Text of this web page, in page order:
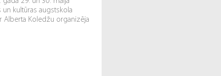
un kultūras augstskola
Alberta Koledžu organizēja